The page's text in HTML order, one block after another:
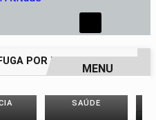
POR TELHADOS
MENU
SAÚDE